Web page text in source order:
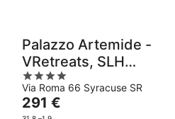
Palazzo Artemide -
VRetreats, SLH
Collection
4
out
of
Via Roma 66 Syracuse SR
Hinta
on
291 €